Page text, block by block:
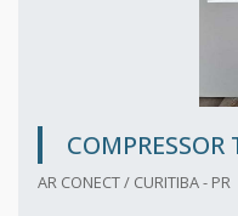
AR CONECT / CURITIBA - PR